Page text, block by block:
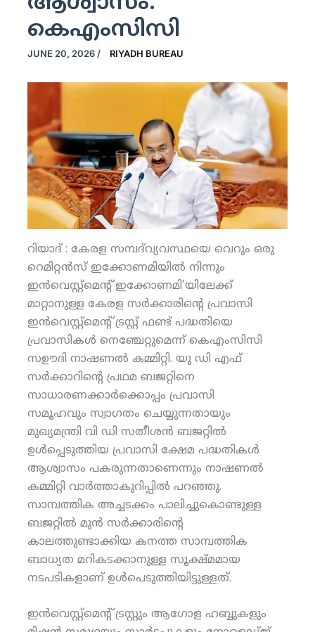
കെഎംസിസി
JUNE 20, 2026 / RIYADH BUREAU
റിയാദ് : കേരള സമ്പദ്‌വ്യവസ്ഥയെ വെറും ഒരു
റെമിറ്റൻസ് ഇക്കോണമിയിൽ നിന്നും
ഇൻവെസ്റ്റ്‌മെന്റ് ഇക്കോണമി’യിലേക്ക്
മാറ്റാനുള്ള കേരള സർക്കാരിന്റെ പ്രവാസി
ഇൻവെസ്റ്റ്മെന്റ് ട്രസ്റ്റ് ഫണ്ട് പദ്ധതിയെ
പ്രവാസികൾ നെഞ്ചേറ്റുമെന്ന് കെഎംസിസി
സഊദി നാഷണൽ കമ്മിറ്റി. യു ഡി എഫ്
സർക്കാറിന്റെ പ്രഥമ ബജറ്റിനെ
സാധാരണക്കാർക്കൊപ്പം പ്രവാസി
സമൂഹവും സ്വാഗതം ചെയ്യുന്നതായും
മുഖ്യമന്ത്രി വി ഡി സതീശൻ ബജറ്റിൽ
ഉൾപ്പെടുത്തിയ പ്രവാസി ക്ഷേമ പദ്ധതികൾ
ആശ്വാസം പകരുന്നതാണെന്നും നാഷണൽ
കമ്മിറ്റി വാർത്താകുറിപ്പിൽ പറഞ്ഞു.
സാമ്പത്തിക അച്ചടക്കം പാലിച്ചുകൊണ്ടുള്ള
ബജറ്റിൽ മുൻ സർക്കാരിന്റെ
കാലത്തുണ്ടാക്കിയ കനത്ത സാമ്പത്തിക
ബാധ്യത മറികടക്കാനുള്ള സൂക്ഷ്മമായ
നടപടികളാണ് ഉൾപെടുത്തിയിട്ടുള്ളത്.
ഇൻവെസ്റ്റ്മെന്റ് ട്രസ്റ്റും ആഗോള ഹബ്ബുകളും